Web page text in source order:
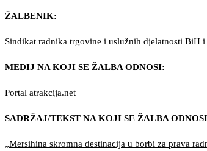
ŽALBENIK:
Sindikat radnika trgovine i uslužnih djelatnosti BiH
MEDIJ NA KOJI SE ŽALBA ODNOSI:
Portal atrakcija.net
SADRŽAJ/TEKST NA KOJI SE ŽALBA
„Mersihina skromna destinacija u borbi za prava